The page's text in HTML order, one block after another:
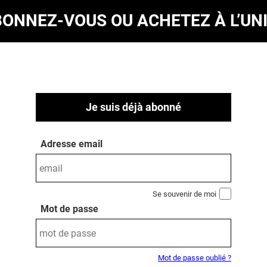
VOUS OU ACHETEZ À
Je suis déjà abonné
Adresse email
Se souvenir de moi
Mot de passe
Mot de passe oublié ?